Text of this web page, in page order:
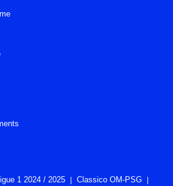
1 2024 / 2025 Classico OM-PSG